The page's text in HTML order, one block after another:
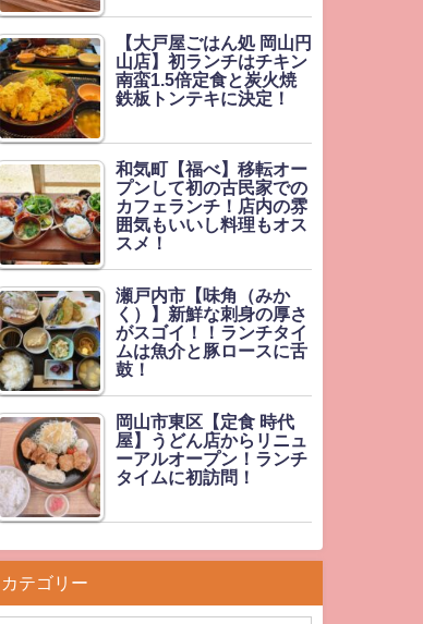
【大戸屋ごはん処 岡山円
山店】初ランチはチキン
南蛮1.5倍定食と炭火焼
鉄板トンテキに決定！
和気町【福べ】移転オー
プンして初の古民家での
カフェランチ！店内の雰
囲気もいいし料理もオス
スメ！
瀬戸内市【味角（みか
く）】新鮮な刺身の厚さ
がスゴイ！！ランチタイ
ムは魚介と豚ロースに舌
鼓！
岡山市東区【定食 時代
屋】うどん店からリニュ
ーアルオープン！ランチ
タイムに初訪問！
カテゴリー